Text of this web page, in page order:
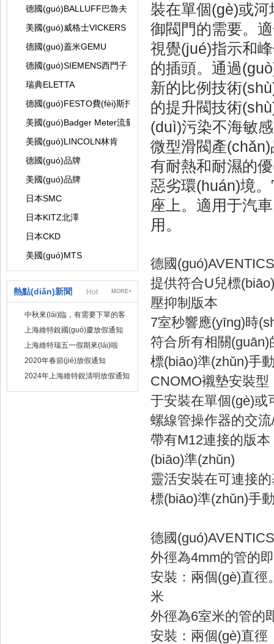
德國(guó)BALLUFF巴魯夫
美國(guó)威格士VICKERS
德國(guó)蓋米GEMU
德國(guó)SIEMENS西門子
瑞典ELETTA
德國(guó)FESTO費(fèi)斯托
美國(guó)Badger Meter流量計(jì)
美國(guó)LINCOLN林肯
德國(guó)品牌
美國(guó)品牌
日本SMC
日本KITZ北澤
日本CKD
美國(guó)MTS
熱點(diǎn)新聞 Hot MORE+
中秋來(lái)臨，有需要下單的客
戶請(qǐng)?zhí)崆跋聠?/a>
上海維特銳國(guó)慶放假通知
上海維特瑞五一假期來(lái)啦
2020年春節(jié)放假通知
2024年上海維特銳清明放假通知
裝在單個(gè)或
御閥門的需要。
視覺(jué)指示和
的插頭。通過
新的比例技術
的提升閥技術
(duì)污染不海敏
微型滑閥產
有耐熱和耐濕的
惡劣環(huán)境
座上。適用于汽
用。
德國
提供符合U兒標
壓抑制版本
7室秒響應(yīng)時
符合所有相關(guān)
標(biāo)準(zhǔn)手
CNOMO襯墊安裝
于安裝在單個(gè)或
螺線管操作器的交
帶有M12連接的版
(biāo)準(zhǔn)
靈活安裝在可連接
標(biāo)準(zhǔn)手
德國
外徑為4mm的管的
安裝：兩個(gè)直徑
米
外徑為6室米的管的
安裝：兩個(gè)直徑